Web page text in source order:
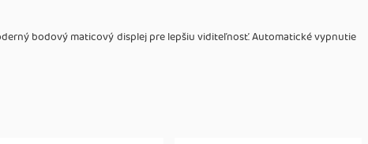
bodový maticový displej pre lepšiu viditeľnosť. Automatické vypnutie